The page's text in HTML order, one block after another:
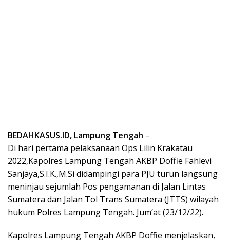
BEDAHKASUS.ID, Lampung Tengah –
Di hari pertama pelaksanaan Ops Lilin Krakatau
2022,Kapolres Lampung Tengah AKBP Doffie Fahlevi
Sanjaya,S.I.K.,M.Si didampingi para PJU turun langsung
meninjau sejumlah Pos pengamanan di Jalan Lintas
Sumatera dan Jalan Tol Trans Sumatera (JTTS) wilayah
hukum Polres Lampung Tengah. Jum’at (23/12/22).
Kapolres Lampung Tengah AKBP Doffie menjelaskan,